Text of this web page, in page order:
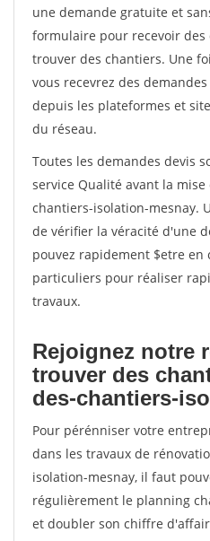
une demande gratuite et
formulaire pour recevoir des
trouver des chantiers. Une
vous recevrez des
depuis les plateformes et
du réseau.
Toutes les demandes devis
service Qualité avant la
chantiers-isolation-mesnay.
de vérifier la véracité d'une
pouvez rapidement $etre en
particuliers pour réaliser
travaux.
Rejoignez notre
trouver des
des-chantiers-
Pour pérénniser votre
dans les travaux de
isolation-mesnay, il faut
régulièrement le planning
et doubler son chiffre